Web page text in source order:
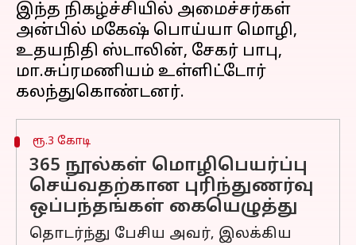
இந்த நிகழ்ச்சியில் அமைச்சர்கள்
அன்பில் மகேஷ் பொய்யா மொழி,
உதயநிதி ஸ்டாலின், சேகர் பாபு,
மா.சுப்ரமணியம் உள்ளிட்டோர்
ரூ.3 கோடி
365 நூல்கள் மொழிபெயர்ப்பு
செய்வதற்கான புரிந்துணர்வு
ஒப்பந்தங்கள் கையெழுத்து
தொடர்ந்து பேசிய அவர், இலக்கிய